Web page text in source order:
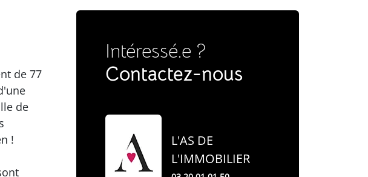
de 77
de
!
Intéressé.e ?
Contactez-nous
L'AS DE
L'IMMOBILIER